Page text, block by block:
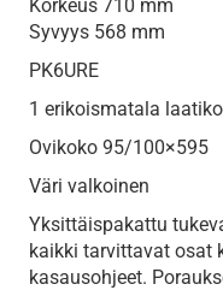
Korkeus 710 mm
Syvyys 568 mm
PK6URE
1 erikoismatala
Ovikoko 95/100×595
Väri valkoinen
Yksittäispakattu
kaikki tarvittavat osat
kasausohjeet.